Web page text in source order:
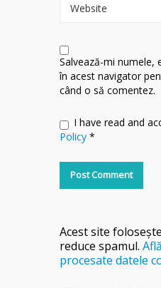
Website
Salvează-mi numele,
în acest navigator
când o să comentez.
I have read and
Policy *
Acest site
reduce spamul.
procesate datele